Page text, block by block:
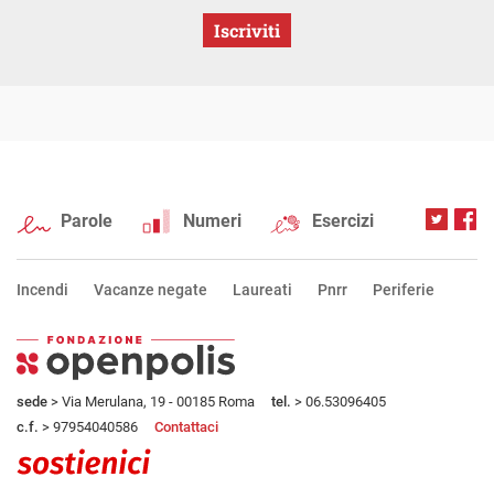
Iscriviti
Parole Numeri Esercizi
Incendi Vacanze negate Laureati Pnrr Periferie
sede > Via Merulana, 19 - 00185 Roma tel. > 06.53096405
c.f. > 97954040586 Contattaci